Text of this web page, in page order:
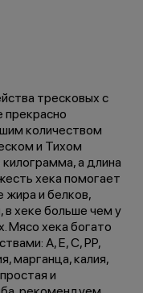
тресковых с
количеством
и Тихом
а длина
хека помогает
жира и белков,
хеке больше чем у
Мясо хека богато
А, Е, С, РР,
марганца, калия,
и